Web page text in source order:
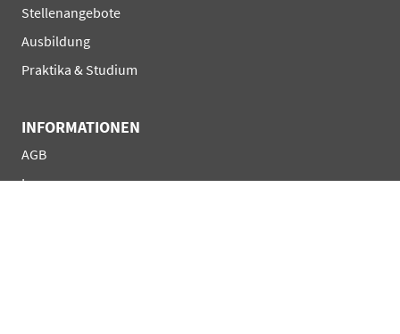
Navigation
überspringen
Stellenangebote
Ausbildung
Praktika & Studium
INFORMATIONEN
Navigation
AGB
Impressum